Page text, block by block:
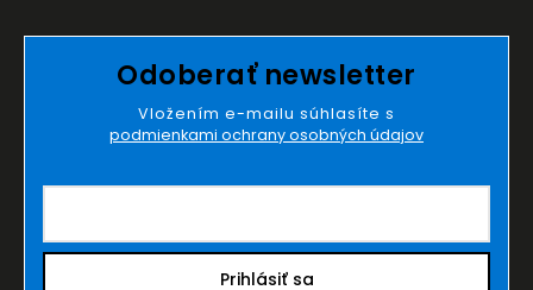
Odoberať newsletter
Vložením e-mailu súhlasíte s
podmienkami ochrany osobných údajov
Prihlásiť sa